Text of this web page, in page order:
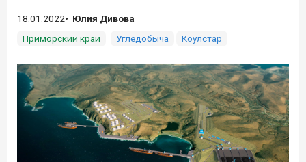
18.01.2022
Юлия Дивова
Приморский край
Угледобыча Коулстар